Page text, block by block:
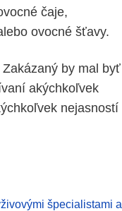
čaje,
ovocné šťavy.
by mal byť
akýchkoľvek
nejasností
špecialistami a